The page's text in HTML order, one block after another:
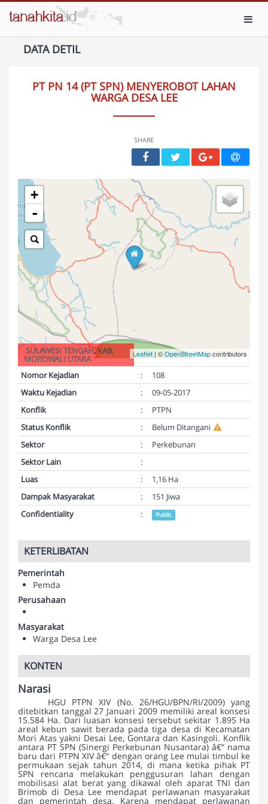
DATA DETIL
PT PN 14 (PT SPN) MENYEROBOT LAHAN
WARGA DESA LEE
SHARE
+
-
Leaflet | ©OpenStreetMapcontributors
SULAWESI TENGAH, KAB.
MOROWALI UTARA
Nomor Kejadian
:
108
Waktu Kejadian
:
09-05-2017
Konflik
:
PTPN
Status Konflik
:
Belum Ditangani
Sektor
:
Perkebunan
Sektor Lain
:
Luas
:
1,16 Ha
Dampak Masyarakat
:
151 Jiwa
Confidentiality
: Public
KETERLIBATAN
Pemerintah
Pemda
Perusahaan
Masyarakat
Warga Desa Lee
KONTEN
Narasi
HGU PTPN XIV (No. 26/HGU/BPN/RI/2009) yang
ditebitkan tanggal 27 Januari 2009 memiliki areal konsesi
15.584 Ha. Dari luasan konsesi tersebut sekitar 1.895 Ha
areal kebun sawit berada pada tiga desa di Kecamatan
Mori Atas yakni Desai Lee, Gontara dan Kasingoli. Konflik
antara PT SPN (Sinergi Perkebunan Nusantara) â€“ nama
baru dari PTPN XIV â€“ dengan orang Lee mulai timbul ke
permukaan sejak tahun 2014, di mana ketika pihak PT
SPN rencana melakukan penggusuran lahan dengan
mobilisasi alat berat yang dikawal oleh aparat TNI dan
Brimob di Desa Lee mendapat perlawanan masyarakat
dan pemerintah desa. Karena mendapat perlawanan